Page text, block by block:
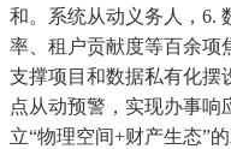
和。系统从动义务人，6.
率、租户贡献度等百余项
支撑项目和数据私有化摆
点从动预警，实现办事响
立“物理空间+财产生态”